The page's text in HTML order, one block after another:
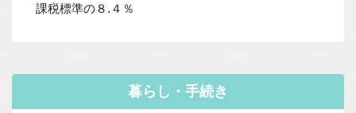
課税標準の８.４％
暮らし・手続き